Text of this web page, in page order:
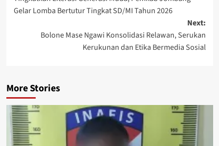
navigation
Gelar Lomba Bertutur Tingkat SD/MI Tahun 2026
Next:
Bolone Mase Ngawi Konsolidasi Relawan, Serukan
Kerukunan dan Etika Bermedia Sosial
More Stories